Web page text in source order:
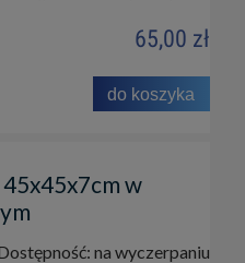
65,00 zł
do koszyka
w
na wyczerpaniu